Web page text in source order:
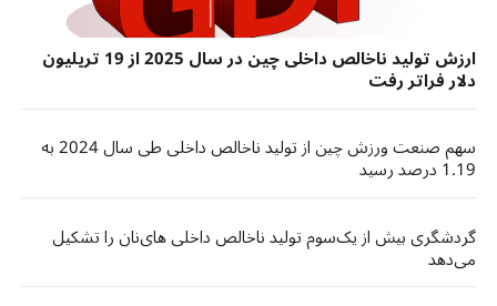
ارزش تولید ناخالص داخلی چین در سال 2025 از 19 تریلیون
دلار فراتر رفت
سهم صنعت ورزش چین از تولید ناخالص داخلی طی سال 2024 به
1.19 درصد رسید
گردشگری بیش از یک‌سوم تولید ناخالص داخلی های‌نان را تشکیل
می‌دهد